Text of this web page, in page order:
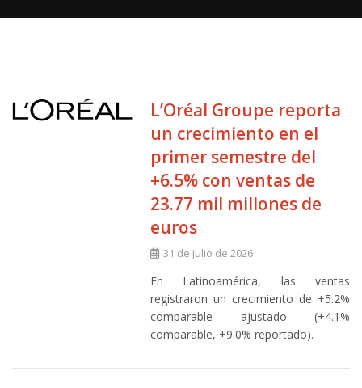
L’Oréal Groupe reporta
un crecimiento en el
primer semestre del
+6.5% con ventas de
23.77 mil millones de
euros
31 de julio de 2026
En Latinoamérica, las ventas
registraron un crecimiento de +5.2%
comparable ajustado (+4.1%
comparable, +9.0% reportado).